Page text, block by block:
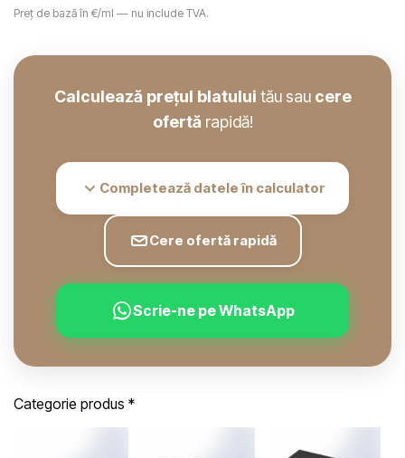
Preț de bază în €/ml — nu include TVA.
Calculează prețul blatului tău sau cere
ofertă rapidă!
Completează datele în calculator
Cere ofertă rapidă
Scrie-ne pe WhatsApp
Categorie produs *